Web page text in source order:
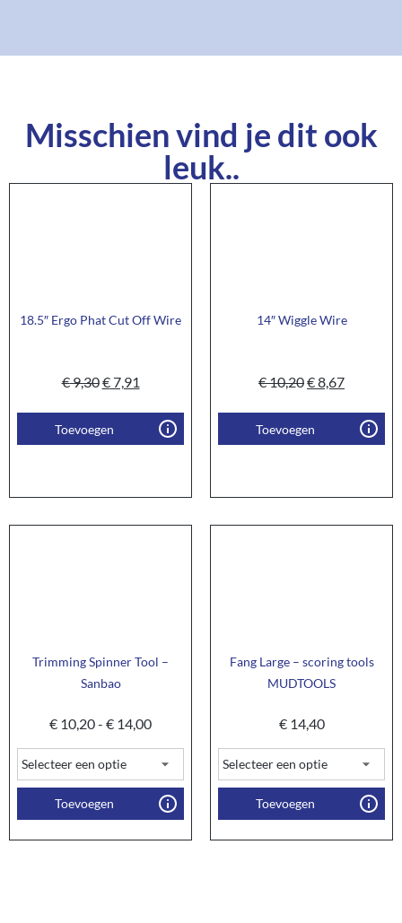
Misschien vind je dit ook
leuk..
18.5″ Ergo Phat Cut Off Wire
€9,30€7,91
Toevoegen
14″ Wiggle Wire
€10,20€8,67
Toevoegen
Trimming Spinner Tool –
Sanbao
€ 10,20- € 14,00
Toevoegen
Fang Large – scoring tools
MUDTOOLS
€14,40
Toevoegen